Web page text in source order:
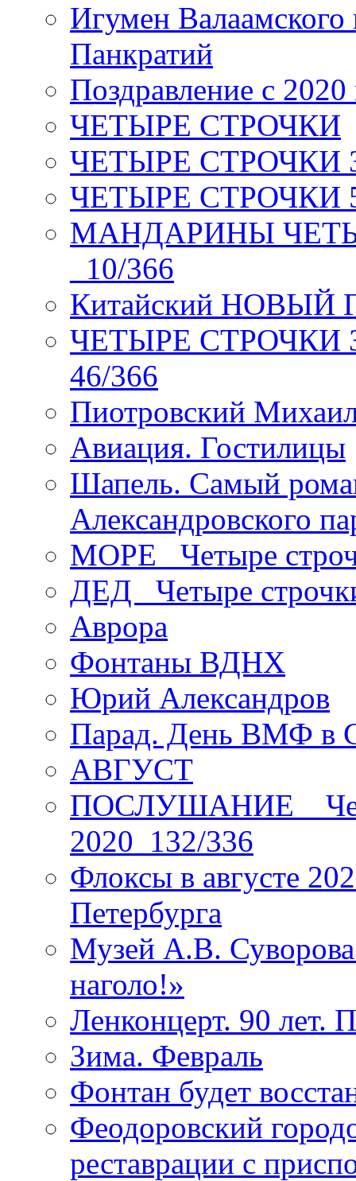
Игумен
Панкратий
Поздравление с 2020
ЧЕТЫРЕ СТРОЧКИ
ЧЕТЫРЕ СТРОЧКИ 3
ЧЕТЫРЕ СТРОЧКИ 5
МАНДАРИНЫ
_10/366
Китайский НОВЫЙ
ЧЕТЫРЕ СТРОЧКИ
46/366
Пиотровский
Авиация. Гостилицы
Шапель. Самый
Александровского
МОРЕ _Четыре
ДЕД _Четыре
Аврора
Фонтаны ВДНХ
Юрий Александров
Парад. День ВМФ в
АВГУСТ
ПОСЛУШАНИЕ _
2020_132/336
Флоксы в августе
Петербурга
Музей А.В.
наголо!»
Ленконцерт. 90 лет.
Зима. Февраль
Фонтан будет
Феодоровский
реставрации с